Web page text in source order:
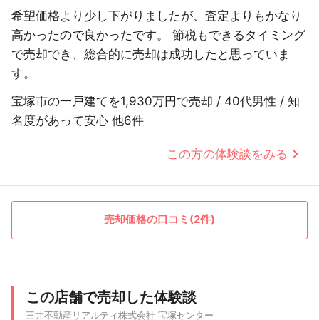
希望価格より少し下がりましたが、査定よりもかなり
高かったので良かったです。 節税もできるタイミング
で売却でき、総合的に売却は成功したと思っていま
す。
宝塚市の一戸建てを1,930万円で売却 / 40代男性 / 知
名度があって安心 他6件
この方の体験談をみる
売却価格の口コミ(2件)
この店舗で売却した体験談
三井不動産リアルティ株式会社 宝塚センター